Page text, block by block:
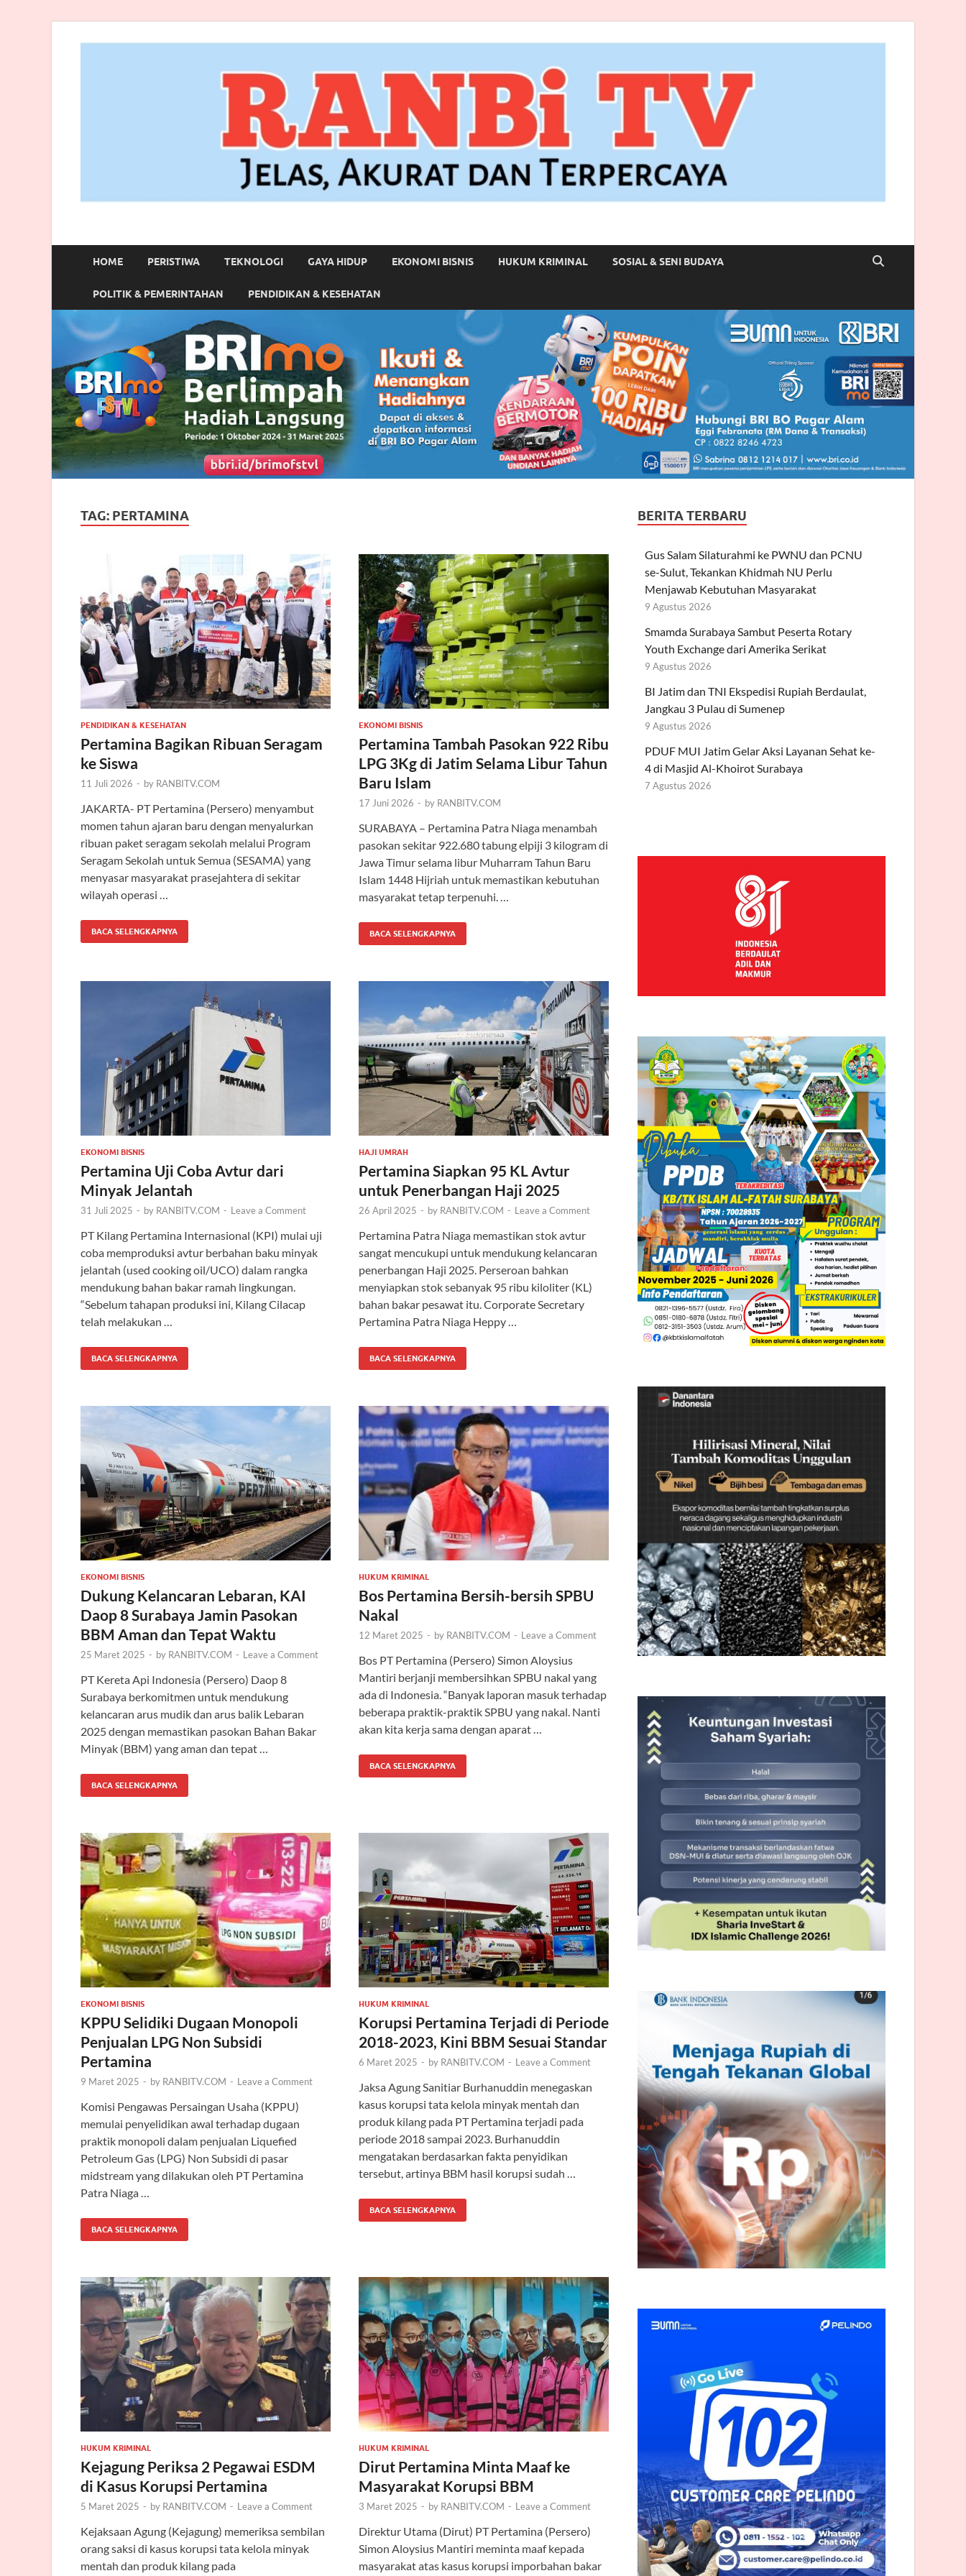
RANBITV.COM
HOME PERISTIWA TEKNOLOGI GAYA HIDUP EKONOMI BISNIS HUKUM KRIMINAL SOSIAL & SENI BUDAYA
POLITIK & PEMERINTAHAN PENDIDIKAN & KESEHATAN
TAG: PERTAMINA
PENDIDIKAN & KESEHATAN
Pertamina Bagikan Ribuan Seragam
ke Siswa
11 Juli 2026 - by RANBITV.COM
JAKARTA- PT Pertamina (Persero) menyambut
momen tahun ajaran baru dengan menyalurkan
ribuan paket seragam sekolah melalui Program
Seragam Sekolah untuk Semua (SESAMA) yang
menyasar masyarakat prasejahtera di sekitar
wilayah operasi …
BACA SELENGKAPNYA
EKONOMI BISNIS
Pertamina Tambah Pasokan 922 Ribu
LPG 3Kg di Jatim Selama Libur Tahun
Baru Islam
17 Juni 2026 - by RANBITV.COM
SURABAYA – Pertamina Patra Niaga menambah
pasokan sekitar 922.680 tabung elpiji 3 kilogram di
Jawa Timur selama libur Muharram Tahun Baru
Islam 1448 Hijriah untuk memastikan kebutuhan
masyarakat tetap terpenuhi. …
BACA SELENGKAPNYA
EKONOMI BISNIS
Pertamina Uji Coba Avtur dari
Minyak Jelantah
31 Juli 2025 - by RANBITV.COM - Leave a Comment
PT Kilang Pertamina Internasional (KPI) mulai uji
coba memproduksi avtur berbahan baku minyak
jelantah (used cooking oil/UCO) dalam rangka
mendukung bahan bakar ramah lingkungan.
“Sebelum tahapan produksi ini, Kilang Cilacap
telah melakukan …
BACA SELENGKAPNYA
HAJI UMRAH
Pertamina Siapkan 95 KL Avtur
untuk Penerbangan Haji 2025
26 April 2025 - by RANBITV.COM - Leave a Comment
Pertamina Patra Niaga memastikan stok avtur
sangat mencukupi untuk mendukung kelancaran
penerbangan Haji 2025. Perseroan bahkan
menyiapkan stok sebanyak 95 ribu kiloliter (KL)
bahan bakar pesawat itu. Corporate Secretary
Pertamina Patra Niaga Heppy …
BACA SELENGKAPNYA
EKONOMI BISNIS
Dukung Kelancaran Lebaran, KAI
Daop 8 Surabaya Jamin Pasokan
BBM Aman dan Tepat Waktu
25 Maret 2025 - by RANBITV.COM - Leave a Comment
PT Kereta Api Indonesia (Persero) Daop 8
Surabaya berkomitmen untuk mendukung
kelancaran arus mudik dan arus balik Lebaran
2025 dengan memastikan pasokan Bahan Bakar
Minyak (BBM) yang aman dan tepat …
BACA SELENGKAPNYA
HUKUM KRIMINAL
Bos Pertamina Bersih-bersih SPBU
Nakal
12 Maret 2025 - by RANBITV.COM - Leave a Comment
Bos PT Pertamina (Persero) Simon Aloysius
Mantiri berjanji membersihkan SPBU nakal yang
ada di Indonesia. “Banyak laporan masuk terhadap
beberapa praktik-praktik SPBU yang nakal. Nanti
akan kita kerja sama dengan aparat …
BACA SELENGKAPNYA
EKONOMI BISNIS
KPPU Selidiki Dugaan Monopoli
Penjualan LPG Non Subsidi
Pertamina
9 Maret 2025 - by RANBITV.COM - Leave a Comment
Komisi Pengawas Persaingan Usaha (KPPU)
memulai penyelidikan awal terhadap dugaan
praktik monopoli dalam penjualan Liquefied
Petroleum Gas (LPG) Non Subsidi di pasar
midstream yang dilakukan oleh PT Pertamina
Patra Niaga …
BACA SELENGKAPNYA
HUKUM KRIMINAL
Korupsi Pertamina Terjadi di Periode
2018-2023, Kini BBM Sesuai Standar
6 Maret 2025 - by RANBITV.COM - Leave a Comment
Jaksa Agung Sanitiar Burhanuddin menegaskan
kasus korupsi tata kelola minyak mentah dan
produk kilang pada PT Pertamina terjadi pada
periode 2018 sampai 2023. Burhanuddin
mengatakan berdasarkan fakta penyidikan
tersebut, artinya BBM hasil korupsi sudah …
BACA SELENGKAPNYA
HUKUM KRIMINAL
Kejagung Periksa 2 Pegawai ESDM
di Kasus Korupsi Pertamina
5 Maret 2025 - by RANBITV.COM - Leave a Comment
Kejaksaan Agung (Kejagung) memeriksa sembilan
orang saksi di kasus korupsi tata kelola minyak
mentah dan produk kilang pada
HUKUM KRIMINAL
Dirut Pertamina Minta Maaf ke
Masyarakat Korupsi BBM
3 Maret 2025 - by RANBITV.COM - Leave a Comment
Direktur Utama (Dirut) PT Pertamina (Persero)
Simon Aloysius Mantiri meminta maaf kepada
masyarakat atas kasus korupsi imporbahan bakar
BERITA TERBARU
Gus Salam Silaturahmi ke PWNU dan PCNU
se-Sulut, Tekankan Khidmah NU Perlu
Menjawab Kebutuhan Masyarakat
9 Agustus 2026
Smamda Surabaya Sambut Peserta Rotary
Youth Exchange dari Amerika Serikat
9 Agustus 2026
BI Jatim dan TNI Ekspedisi Rupiah Berdaulat,
Jangkau 3 Pulau di Sumenep
9 Agustus 2026
PDUF MUI Jatim Gelar Aksi Layanan Sehat ke-
4 di Masjid Al-Khoirot Surabaya
7 Agustus 2026